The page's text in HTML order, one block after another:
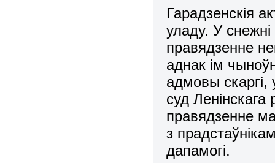
Гарадзенскія
уладу. У
правядзенне
аднак ім
адмовы скаргі,
суд
правядзенне
з
дапамогі.